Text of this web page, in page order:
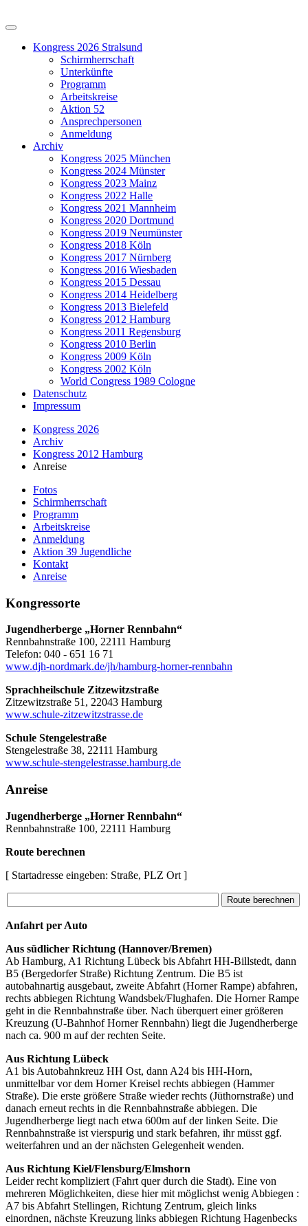
Kongress 2026 Stralsund
Schirmherrschaft
Unterkünfte
Programm
Arbeitskreise
Aktion 52
Ansprechpersonen
Anmeldung
Archiv
Kongress 2025 München
Kongress 2024 Münster
Kongress 2023 Mainz
Kongress 2022 Halle
Kongress 2021 Mannheim
Kongress 2020 Dortmund
Kongress 2019 Neumünster
Kongress 2018 Köln
Kongress 2017 Nürnberg
Kongress 2016 Wiesbaden
Kongress 2015 Dessau
Kongress 2014 Heidelberg
Kongress 2013 Bielefeld
Kongress 2012 Hamburg
Kongress 2011 Regensburg
Kongress 2010 Berlin
Kongress 2009 Köln
Kongress 2002 Köln
World Congress 1989 Cologne
Datenschutz
Impressum
Kongress 2026
Archiv
Kongress 2012 Hamburg
Anreise
Fotos
Schirmherrschaft
Programm
Arbeitskreise
Anmeldung
Aktion 39 Jugendliche
Kontakt
Anreise
Kongressorte
Jugendherberge „Horner Rennbahn“
Rennbahnstraße 100, 22111 Hamburg
Telefon: 040 - 651 16 71
www.djh-nordmark.de/jh/hamburg-horner-rennbahn
Sprachheilschule Zitzewitzstraße
Zitzewitzstraße 51, 22043 Hamburg
www.schule-zitzewitzstrasse.de
Schule Stengelestraße
Stengelestraße 38, 22111 Hamburg
www.schule-stengelestrasse.hamburg.de
Anreise
Jugendherberge „Horner Rennbahn“
Rennbahnstraße 100, 22111 Hamburg
Route berechnen
[ Startadresse eingeben: Straße, PLZ Ort ]
Anfahrt per Auto
Aus südlicher Richtung (Hannover/Bremen)
Ab Hamburg, A1 Richtung Lübeck bis Abfahrt HH-Billstedt, dann
B5 (Bergedorfer Straße) Richtung Zentrum. Die B5 ist
autobahnartig ausgebaut, zweite Abfahrt (Horner Rampe) abfahren,
rechts abbiegen Richtung Wandsbek/Flughafen. Die Horner Rampe
geht in die Rennbahnstraße über. Nach überquert einer größeren
Kreuzung (U-Bahnhof Horner Rennbahn) liegt die Jugendherberge
nach ca. 900 m auf der rechten Seite.
Aus Richtung Lübeck
A1 bis Autobahnkreuz HH Ost, dann A24 bis HH-Horn,
unmittelbar vor dem Horner Kreisel rechts abbiegen (Hammer
Straße). Die erste größere Straße wieder rechts (Jüthornstraße) und
danach erneut rechts in die Rennbahnstraße abbiegen. Die
Jugendherberge liegt nach etwa 600m auf der linken Seite. Die
Rennbahnstraße ist vierspurig und stark befahren, ihr müsst ggf.
weiterfahren und an der nächsten Gelegenheit wenden.
Aus Richtung Kiel/Flensburg/Elmshorn
Leider recht kompliziert (Fahrt quer durch die Stadt). Eine von
mehreren Möglichkeiten, diese hier mit möglichst wenig Abbiegen :
A7 bis Abfahrt Stellingen, Richtung Zentrum, gleich links
einordnen, nächste Kreuzung links abbiegen Richtung Hagenbecks